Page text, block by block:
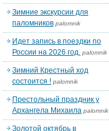
Зимние экскурсии для
паломников palomnik
Идет запись в поездки по
России на 2026 год. palomnik
Зимний Крестный ход
состоится ! palomnik
Престольный праздник у
Архангела Михаила palomnik
Золотой октябрь в